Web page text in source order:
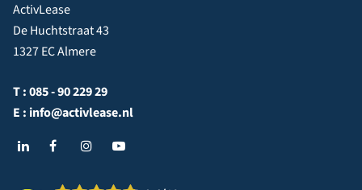
ActivLease
De Huchtstraat 43
1327 EC Almere
T :085 - 90 229 29
E : info@activlease.nl